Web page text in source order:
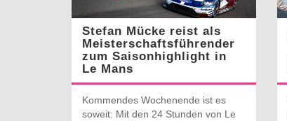
Stefan Mücke reist als
Meisterschaftsführender
zum Saisonhighlight in
Le Mans
Kommendes Wochenende ist es
soweit: Mit den 24 Stunden von Le